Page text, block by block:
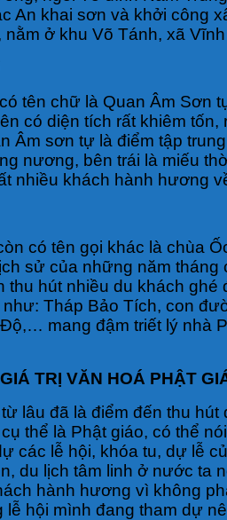
An khai sơn và khởi công
nằm ở khu Võ Tánh, xã
tên chữ là Quan Âm Sơn
có diện tích rất khiêm
Âm sơn tự là điểm tập
nương, bên trái là miếu
nhiều khách hành hương
có tên gọi khác là chùa
sử của những năm
thu hút nhiều du khách
Tháp Bảo Tích, con
mang đậm triết lý nhà
TRỊ VĂN HOÁ PHẬT
lâu đã là điểm đến thu
thể là Phật giáo, có thể
các lễ hội, khóa tu, dự lễ
du lịch tâm linh ở nước ta
hành hương vì không
lễ hội mình đang tham dự